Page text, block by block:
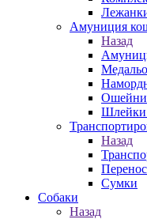
Амуниция
Назад
Шлейки
Назад
Сумки
Собаки
Назад